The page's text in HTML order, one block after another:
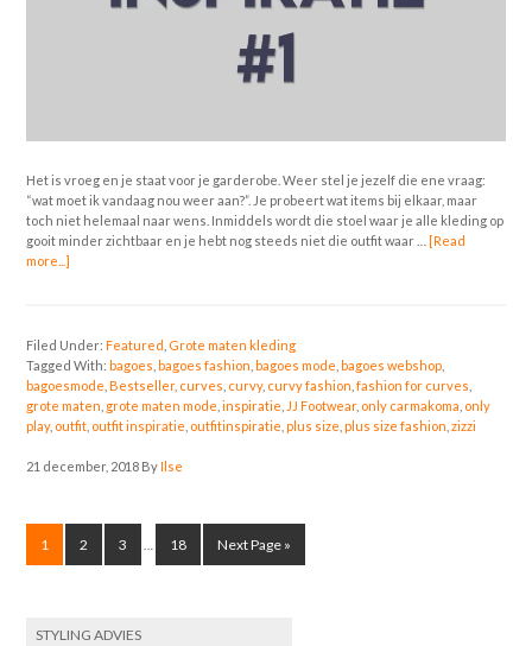
Het is vroeg en je staat voor je garderobe. Weer stel je jezelf die ene vraag:
“wat moet ik vandaag nou weer aan?”. Je probeert wat items bij elkaar, maar
toch niet helemaal naar wens. Inmiddels wordt die stoel waar je alle kleding op
gooit minder zichtbaar en je hebt nog steeds niet die outfit waar …
[Read
more...]
Filed Under:Featured Grote maten kleding
Tagged With: bagoes bagoes fashion bagoes mode bagoes webshop
bagoesmode ,Bestseller, curves curvy, curvy fashion ,fashion for curves
grote maten grote maten mode ,inspiratie JJ Footwear, only carmakoma only
play, outfit outfit inspiratie outfitinspiratie ,plus size ,plus size fashion ,zizzi
21 december, 2018 ByIlse
1 2 3 18 Next Page »
STYLING ADVIES